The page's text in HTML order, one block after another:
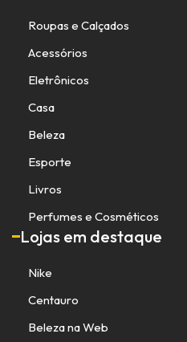
Roupas e Calçados
Acessórios
Eletrônicos
Casa
Beleza
Esporte
Livros
Perfumes e Cosméticos
Lojas em destaque
Nike
Centauro
Beleza na Web